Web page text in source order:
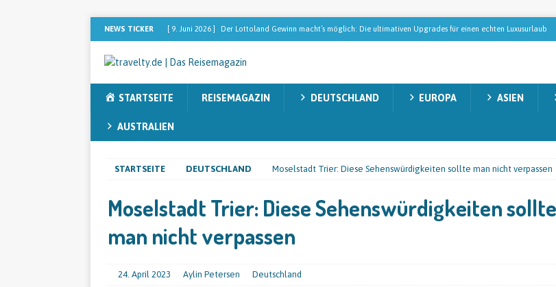
NEWS TICKER [ 9. Juni 2026 ] Der Lottoland Gewinn macht’s möglich: Die ultimativen Upgrades für einen echten Luxusurlaub
[ 2. Februar 2026 ] [ANZEIGE] Sebastian Gollas auf Tabak-Safari: Wie der StarkeZigarren-Gründer in
nach dem perfekten Blend sucht
[ 12. November 2025 ] Australien entdecken: Natur, Abenteuer und unvergessliche Momente AUSTRALIEN
STARTSEITE REISEMAGAZIN DEUTSCHLAND EUROPA ASIEN
AUSTRALIEN
STARTSEITE DEUTSCHLAND Moselstadt Trier: Diese Sehenswürdigkeiten sollte man nicht verpassen
Moselstadt Trier: Diese Sehenswürdigkeiten sollte
man nicht verpassen
24. April 2023 Aylin Petersen Deutschland